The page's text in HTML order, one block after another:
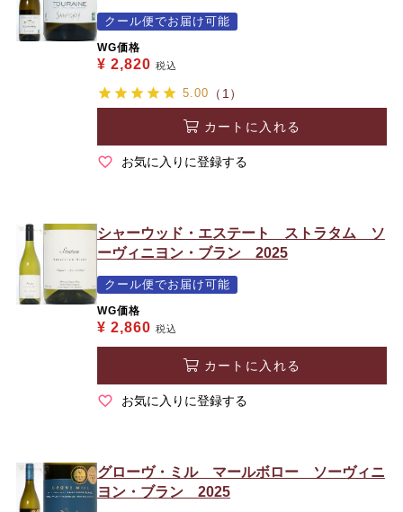
クール便でお届け可能
WG価格
¥ 2,820 税込
5.00 （1）
カートに入れる
お気に入りに登録する
シャーウッド・エステート ストラタム ソ
ーヴィニヨン・ブラン 2025
クール便でお届け可能
WG価格
¥ 2,860 税込
カートに入れる
お気に入りに登録する
グローヴ・ミル マールボロー ソーヴィニ
ヨン・ブラン 2025